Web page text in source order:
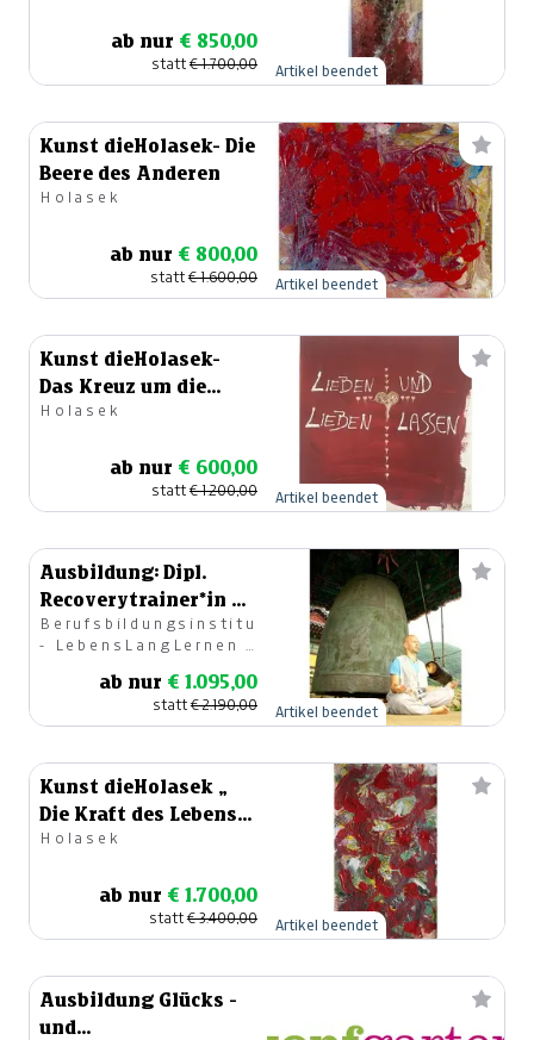
ab nur € 850,00
statt€ 1.700,00 Artikel beendet
Kunst dieHolasek- Die
Beere des Anderen
Holasek
ab nur € 800,00
statt€ 1.600,00 Artikel beendet
Kunst dieHolasek-
Das Kreuz um die
Liebe
Holasek
ab nur € 600,00
statt€ 1.200,00 Artikel beendet
Ausbildung: Dipl.
Recoverytrainer*in &
Resilienztrainer*in
Online
Berufsbildungsinstitut
- LebensLangLernen |
ab nur € 1.095,00
statt€ 2.190,00 Artikel beendet
Kunst dieHolasek „
Die Kraft des Lebens
bewegt“
Holasek
ab nur € 1.700,00
statt€ 3.400,00 Artikel beendet
Ausbildung Glücks -
und